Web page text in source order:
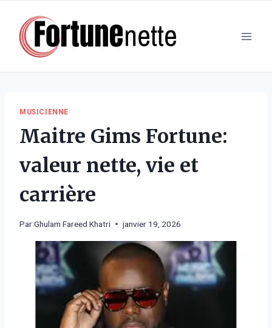
contenu
MUSICIENNE
Maitre Gims Fortune:
valeur nette, vie et
carrière
ParGhulam Fareed Khatri janvier 19, 2026